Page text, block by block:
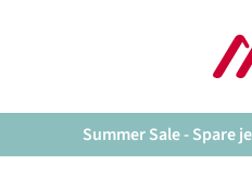
Summer Sale - Spare